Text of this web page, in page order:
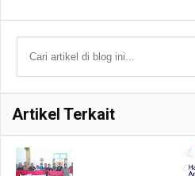
Artikel Terkait